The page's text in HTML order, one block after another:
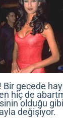
gecede
hiç de
olduğu
değişiyor.